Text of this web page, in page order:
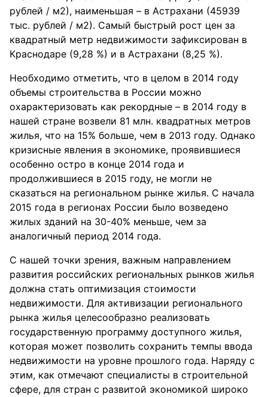
рублей / м2), наименьшая – в Астрахани (45939
тыс. рублей / м2). Самый быстрый рост цен за
квадратный метр недвижимости зафиксирован в
Краснодаре (9,28 %) и в Астрахани (8,25 %).
Необходимо отметить, что в целом в 2014 году
объемы строительства в России можно
охарактеризовать как рекордные – в 2014 году в
нашей стране возвели 81 млн. квадратных метров
жилья, что на 15% больше, чем в 2013 году. Однако
кризисные явления в экономике, проявившиеся
особенно остро в конце 2014 года и
продолжившиеся в 2015 году, не могли не
сказаться на региональном рынке жилья. С начала
2015 года в регионах России было возведено
жилых зданий на 30-40% меньше, чем за
аналогичный период 2014 года.
С нашей точки зрения, важным направлением
развития российских региональных рынков жилья
должна стать оптимизация стоимости
недвижимости. Для активизации регионального
рынка жилья целесообразно реализовать
государственную программу доступного жилья,
которая может позволить сохранить темпы ввода
недвижимости на уровне прошлого года. Наряду с
этим, как отмечают специалисты в строительной
сфере, для стран с развитой экономикой широко